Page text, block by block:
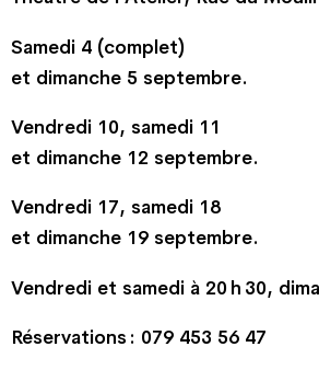
Samedi 4 (complet)
et dimanche 5 septembre.
Vendredi 10, samedi 11
et dimanche 12 septembre.
Vendredi 17, samedi 18
et dimanche 19 septembre.
Vendredi et samedi à 20 h 30,
Réservations : 079 453 56 47